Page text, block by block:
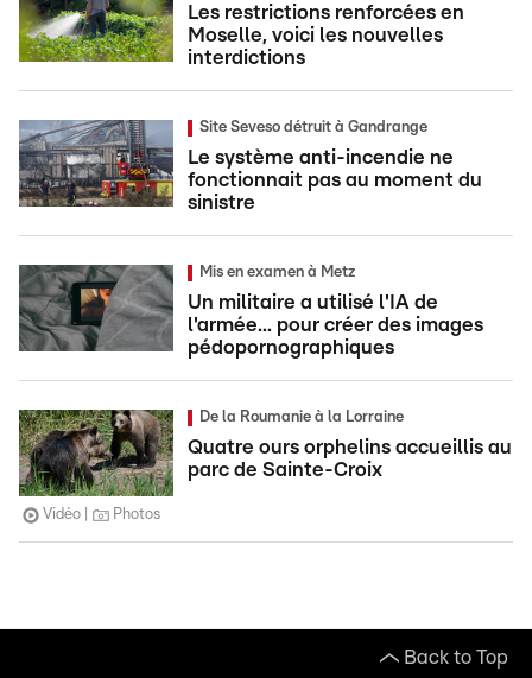
Les restrictions renforcées en
Moselle, voici les nouvelles
interdictions
Site Seveso détruit à Gandrange
Le système anti-incendie ne
fonctionnait pas au moment du
sinistre
Mis en examen à Metz
Un militaire a utilisé l'IA de
l'armée... pour créer des images
pédopornographiques
De la Roumanie à la Lorraine
Quatre ours orphelins accueillis au
parc de Sainte-Croix
Vidéo Photos
Back to Top